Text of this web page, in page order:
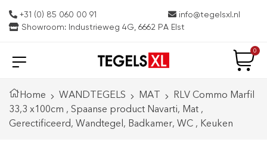
+31 (0) 85 060 00 91
info@tegelsxl.nl
Showroom: Industrieweg 4G, 6662 PA Elst
0
Home WANDTEGELS MAT
RLV Commo Marfil
33,3 x100cm , Spaanse product Navarti, Mat ,
Gerectificeerd, Wandtegel, Badkamer, WC , Keuken